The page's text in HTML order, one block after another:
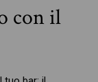
con il